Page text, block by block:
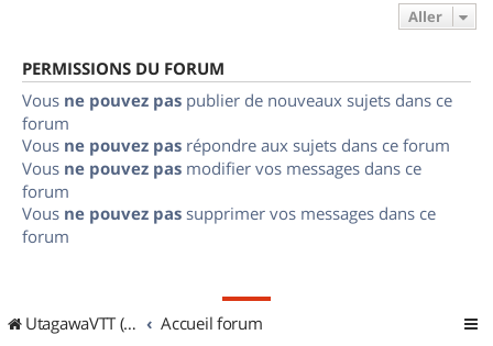
Aller
PERMISSIONS DU FORUM
Vous ne pouvez pas publier de nouveaux sujets dans ce
forum
Vous ne pouvez pas répondre aux sujets dans ce forum
Vous ne pouvez pas modifier vos messages dans ce
forum
Vous ne pouvez pas supprimer vos messages dans ce
forum
UtagawaVTT (Randos VTT et VTTAE avec traces GPS) Accueil forum